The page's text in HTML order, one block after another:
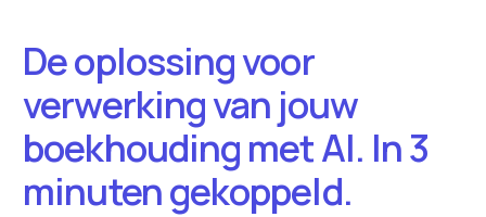
De oplossing voor
verwerking van jouw
boekhouding met AI. In 3
minuten gekoppeld.